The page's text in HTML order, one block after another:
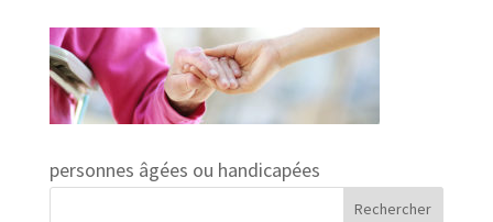
personnes âgées ou handicapées